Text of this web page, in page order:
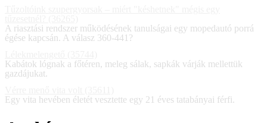
A riasztási rendszer működésének tanulságai egy mopedautó porrá
égése kapcsán. A válasz 360-441?
Kabátok lógnak a főtéren, meleg sálak, sapkák várják mellettük
gazdájukat.
Egy vita hevében életét vesztette egy 21 éves tatabányai férfi.